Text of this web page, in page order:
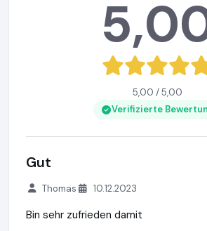
5,00 / 5,00
Verifizierte
Gut
Thomas 10.12.2023
Bin sehr zufrieden damit